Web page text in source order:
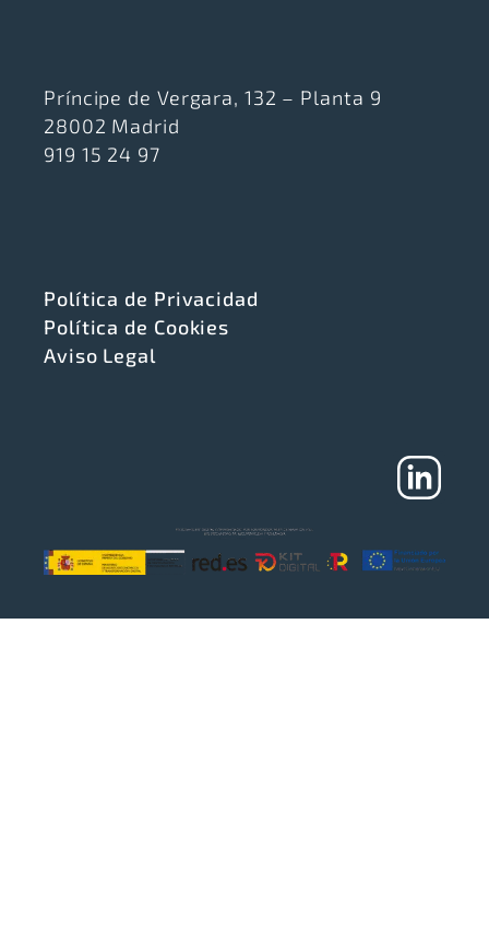
Príncipe de Vergara, 132 – Planta 9
28002 Madrid
919 15 24 97
Política de Privacidad
Política de Cookies
Aviso Legal